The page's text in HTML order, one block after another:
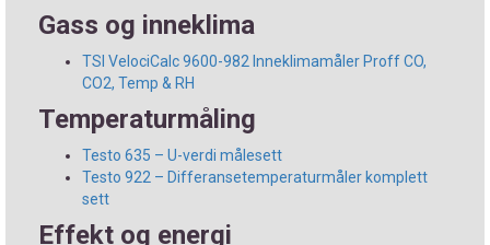
Gass og inneklima
TSI VelociCalc 9600-982 Inneklimamåler Proff CO,
CO2, Temp & RH
Temperaturmåling
Testo 635 – U-verdi målesett
Testo 922 – Differansetemperaturmåler komplett
sett
Effekt og energi